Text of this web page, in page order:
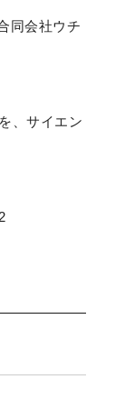
同会社ウチ
、サイエン